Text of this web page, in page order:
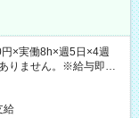
×実働8h×週5日×4週
りません。※給与即受
給